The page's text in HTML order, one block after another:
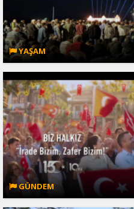
YAŞAM
GÜNDEM